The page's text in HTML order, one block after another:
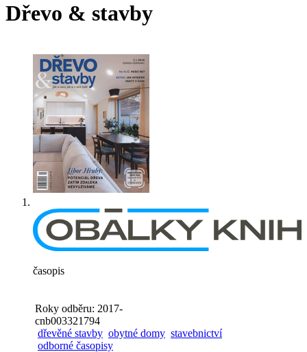
Dřevo & stavby
časopis
Roky odběru: 2017-
cnb003321794
dřevěné stavby obytné domy stavebnictví
odborné časopisy